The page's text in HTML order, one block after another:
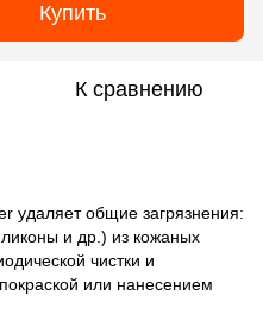
Купить
К сравнению
удаляет общие загрязнения:
и др.) из кожаных
чистки и
или нанесением